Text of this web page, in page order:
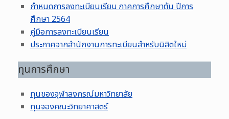
กำหนดการลงทะเบียนเรียน ภาคการศึกษาต้น ปีการ
ศึกษา 2564
คู่มือการลงทะเบียนเรียน
ประกาศจากสำนักงานการทะเบียนสำหรับนิสิตใหม่
ทุนการศึกษา
ทุนของจุฬาลงกรณ์มหาวิทยาลัย
ทุนจองคณะวิทยาศาสตร์